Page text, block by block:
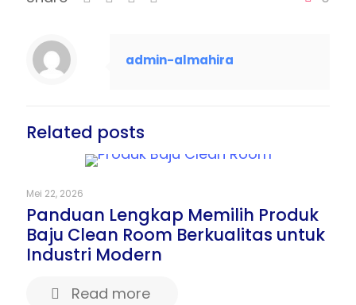
admin-almahira
Related posts
Mei 22, 2026
Panduan Lengkap Memilih Produk
Baju Clean Room Berkualitas untuk
Industri Modern
Read more